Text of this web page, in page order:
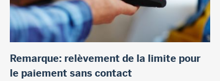
Remarque: relèvement de la limite pour
le paiement sans contact